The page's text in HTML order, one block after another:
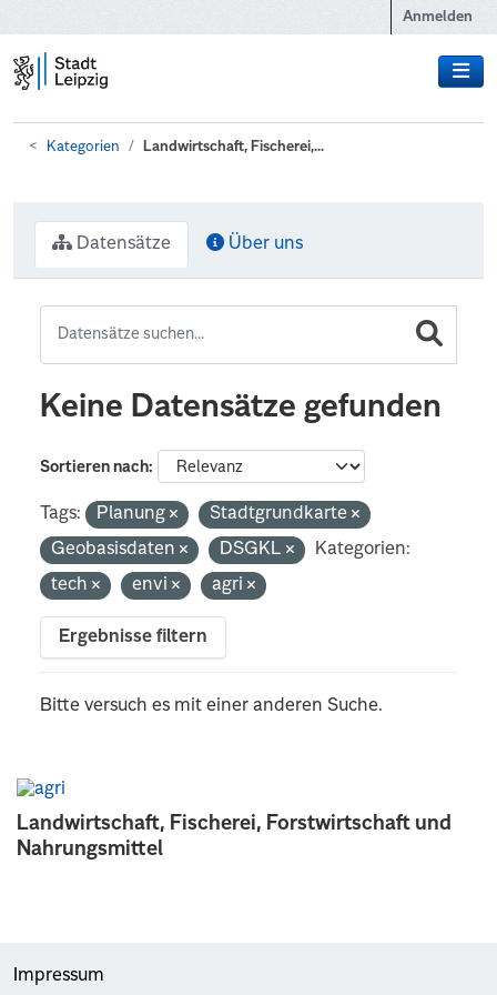
Anmelden
Kategorien Landwirtschaft, Fischerei,...
Landwirtschaft, Fischerei, Forstwirtschaft und
Nahrungsmittel
Datensätze Über uns
Keine Datensätze gefunden
Sortieren nach
Tags: Planung
Stadtgrundkarte
Geobasisdaten
DSGKL
Kategorien:
tech
envi agri
Ergebnisse filtern
Bitte versuch es mit einer anderen Suche.
Impressum